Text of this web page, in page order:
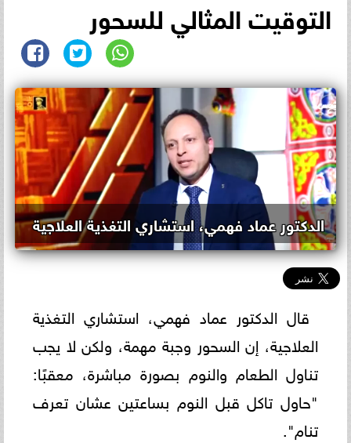
التوقيت المثالي للسحور
الدكتور عماد فهمي، استشاري التغذية العلاجية
قال الدكتور عماد فهمي، استشاري التغذية
العلاجية، إن السحور وجبة مهمة، ولكن لا يجب
تناول الطعام والنوم بصورة مباشرة، معقبًا:
"حاول تاكل قبل النوم بساعتين عشان تعرف
تنام".